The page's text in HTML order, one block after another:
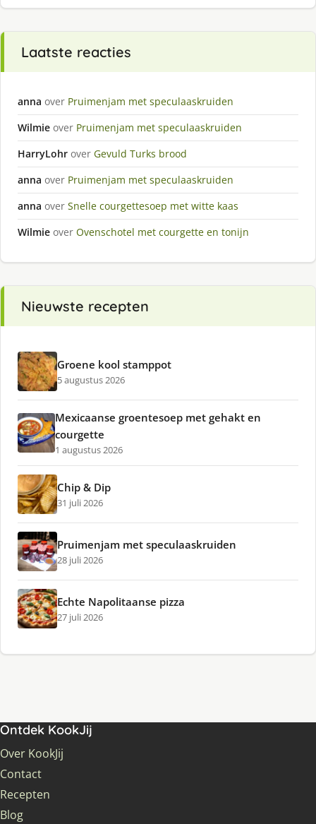
Laatste reacties
anna over Pruimenjam met speculaaskruiden
Wilmie over Pruimenjam met speculaaskruiden
HarryLohr over Gevuld Turks brood
anna over Pruimenjam met speculaaskruiden
anna over Snelle courgettesoep met witte kaas
Wilmie over Ovenschotel met courgette en tonijn
Nieuwste recepten
Groene kool stamppot
5 augustus 2026
Mexicaanse groentesoep met gehakt en
courgette
1 augustus 2026
Chip & Dip
31 juli 2026
Pruimenjam met speculaaskruiden
28 juli 2026
Echte Napolitaanse pizza
27 juli 2026
Ontdek KookJij
Over KookJij
Contact
Recepten
Blog